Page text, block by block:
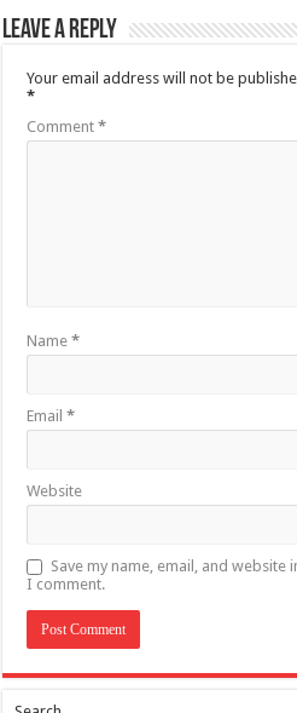
Leave a Reply
Your email address will not be
*
Comment*
Name*
Email*
Website
Save my name, email, and
I comment.